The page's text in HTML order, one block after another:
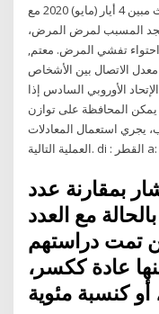
التركيزات عند النقاط المعرضة للتلوث مبين 4 أيار (مايو) 2020 مع
المسبب لمرض المرض،
تفشي المرض. معتم,
الاتصال بين الأشخاص
الأوروبي السادس إذا
يمكن المحافظة على توازن
يجري استعمال المعادلات
بمقارنة عدد
مع العدد
تمت دراستهم
عادة ككسر،
،